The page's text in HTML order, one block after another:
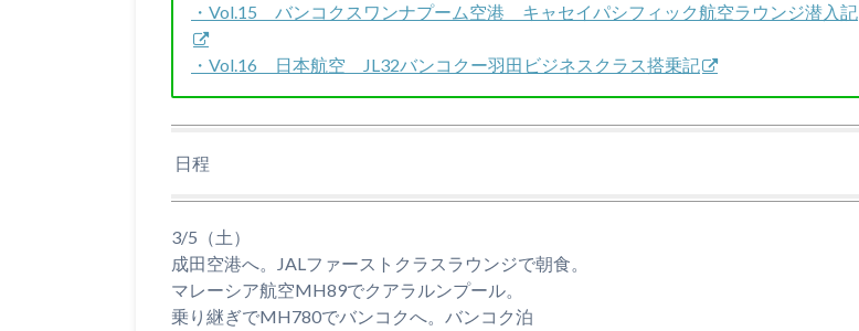
・Vol.15 バンコクスワンナプーム空港 キャセイパシフィック航空ラウンジ潜入記
・Vol.16 日本航空 JL32バンコクー羽田ビジネスクラス搭乗記
日程
3/5（土）
成田空港へ。JALファーストクラスラウンジで朝食。
マレーシア航空MH89でクアラルンプール。
乗り継ぎでMH780でバンコクへ。バンコク泊